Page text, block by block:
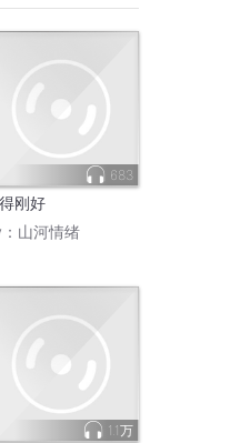
683
刚好
山河情绪
1.1万